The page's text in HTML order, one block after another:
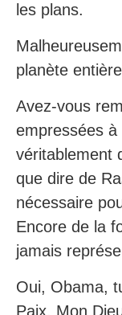
les plans.
planète
Avez-vous
empressées
véritablement
que dire de
nécessaire
Encore de la
jamais
Oui, Obama,
Paix. Mon